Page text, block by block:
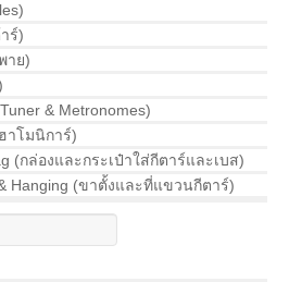
ร์)
าย)
& Metronomes)
าโมนิการ์)
(กล่องและกระเป๋าใส่กีตาร์และเบส)
Hanging (ขาตั้งและที่แขวนกีตาร์)